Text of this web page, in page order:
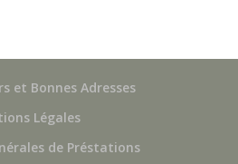
et Bonnes Adresses
Légales
de Préstations